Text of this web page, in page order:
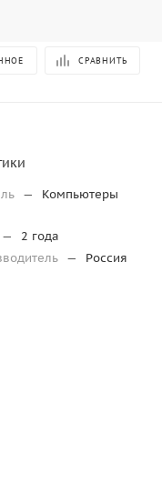
СРАВНИТЬ
—
Компьютеры
—
2 года
— Россия